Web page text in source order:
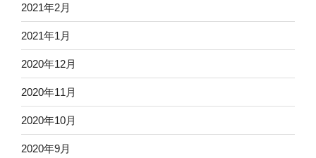
2021年2月
2021年1月
2020年12月
2020年11月
2020年10月
2020年9月